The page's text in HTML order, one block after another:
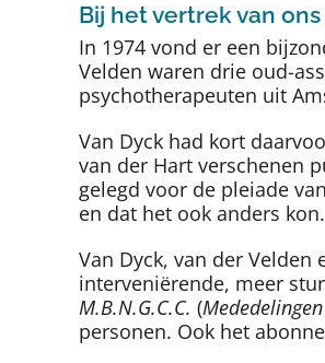
Bij het vertrek van
In 1974 vond er een
Velden waren drie oud-
psychotherapeuten uit
Van Dyck had kort
van der Hart verschenen
gelegd voor de pleiade
en dat het ook anders kon.
Van Dyck, van der
interveniërende, meer
M.B.N.G.C.C. (
personen. Ook het